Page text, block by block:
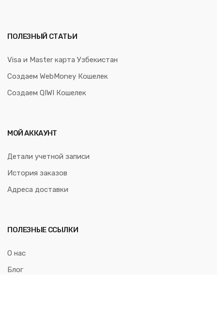
ПОЛЕЗНЫЙ СТАТЬИ
Visa и Master карта Узбекистан
Создаем WebMoney Кошелек
Создаем QIWI Кошелек
МОЙ АККАУНТ
Детали учетной записи
История заказов
Адреса доставки
ПОЛЕЗНЫЕ ССЫЛКИ
О нас
Блог